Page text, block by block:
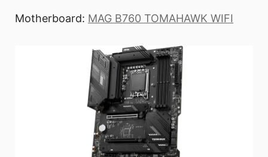
Motherboard: MAG B760 TOMAHAWK WIFI